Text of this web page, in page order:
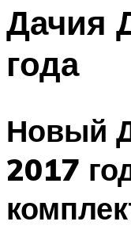
Дачия
года
Новый
2017